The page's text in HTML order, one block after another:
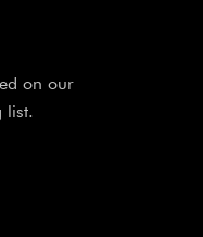
on our
list.